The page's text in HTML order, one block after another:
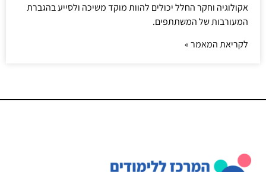
אקולוגיה וחקר החלל יכולים להוות מוקד משיכה ולסייע בהגברת
המעורבות של המשתתפים.
לקריאת המאמר »